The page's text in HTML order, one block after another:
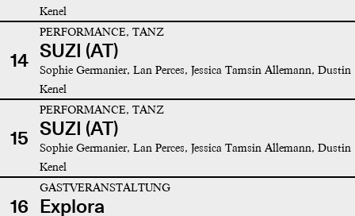
Kenel
14
PERFORMANCE, TANZ
SUZI (AT)
Sophie Germanier, Lan Perces, Jessica Tamsin Allemann, Dustin
Kenel
15
PERFORMANCE, TANZ
SUZI (AT)
Sophie Germanier, Lan Perces, Jessica Tamsin Allemann, Dustin
Kenel
16
GASTVERANSTALTUNG
Explora